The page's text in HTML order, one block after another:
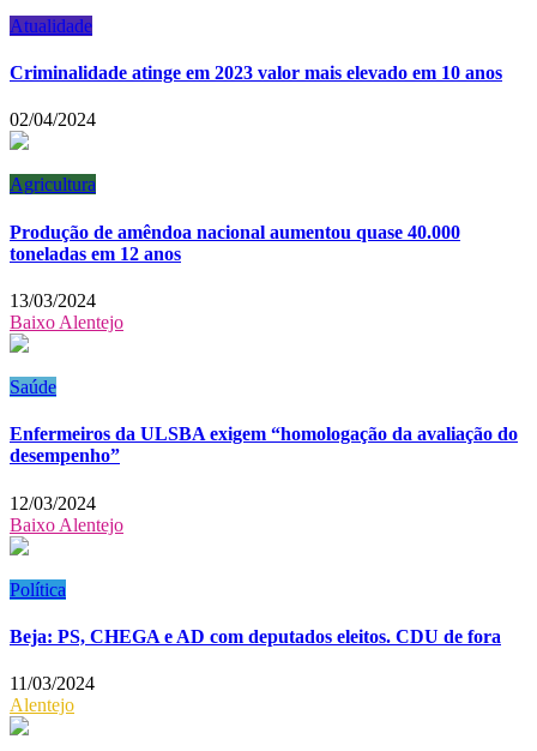
Atualidade
Criminalidade atinge em 2023 valor mais elevado em 10 anos
02/04/2024
Agricultura
Produção de amêndoa nacional aumentou quase 40.000
toneladas em 12 anos
13/03/2024
Baixo Alentejo
Saúde
Enfermeiros da ULSBA exigem “homologação da avaliação do
desempenho”
12/03/2024
Baixo Alentejo
Política
Beja: PS, CHEGA e AD com deputados eleitos. CDU de fora
11/03/2024
Alentejo